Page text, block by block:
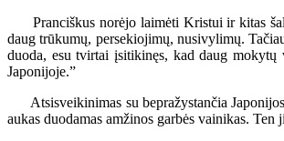
Pranciškus norėjo laimėti Kristui ir kitas
daug trūkumų, persekiojimų, nusivylimų.
duoda, esu tvirtai įsitikinęs, kad daug
Japonijoje.”
Atsisveikinimas su bepražystančia
aukas duodamas amžinos garbės vainikas.